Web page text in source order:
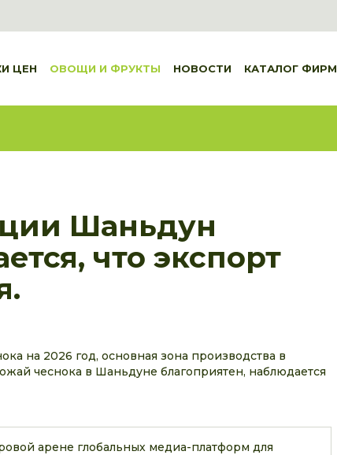
ЦЕН ОВОЩИ И ФРУКТЫ НОВОСТИ КАТАЛОГ ФИРМ
Шаньдун
что экспорт
на 2026 год, основная зона производства в
чеснока в Шаньдуне благоприятен, наблюдается
арене глобальных медиа-платформ для